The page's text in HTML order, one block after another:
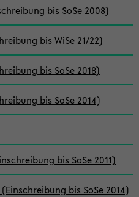
bis SoSe 2008)
bis WiSe 21/22)
bis SoSe 2018)
bis SoSe 2014)
bis SoSe 2011)
bis SoSe 2014)